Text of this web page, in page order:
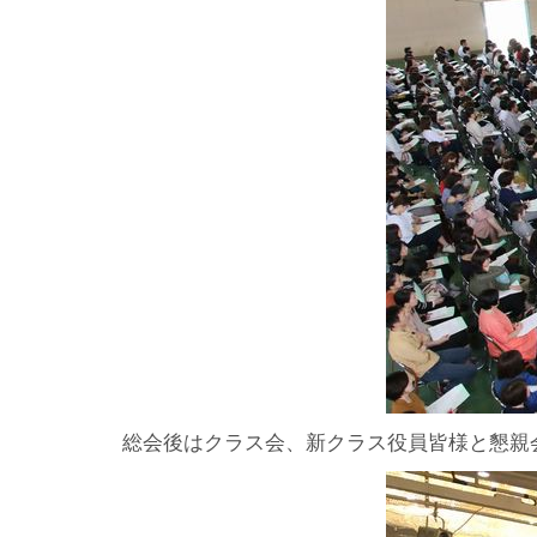
総会後はクラス会、新クラス役員皆様と懇親